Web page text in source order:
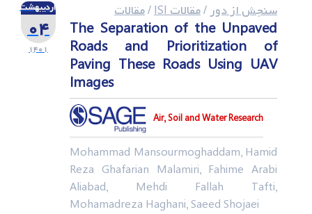
اردیبهشت
۰۴
۱۴۰۱
سنجش از دور/مقالات ISI /مقالات
The Separation of the Unpaved
Roads and Prioritization of
Paving These Roads Using UAV
Images
Air, Soil and Water Research
Mohammad Mansourmoghaddam, Hamid
Reza Ghafarian Malamiri, Fahime Arabi
Aliabad, Mehdi Fallah Tafti,
Mohamadreza Haghani, Saeed Shojaei